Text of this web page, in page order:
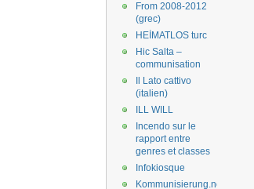
From 2008-2012
(grec)
HEİMATLOS turc
Hic Salta –
communisation
Il Lato cattivo
(italien)
ILL WILL
Incendo sur le
rapport entre
genres et classes
Infokiosque
Kommunisierung.net